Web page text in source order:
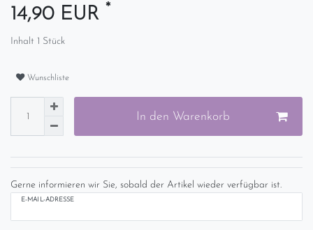
14,90 EUR *
Inhalt 1 Stück
Wunschliste
In den Warenkorb
Gerne informieren wir Sie, sobald der Artikel wieder verfügbar ist.
E-MAIL-ADRESSE